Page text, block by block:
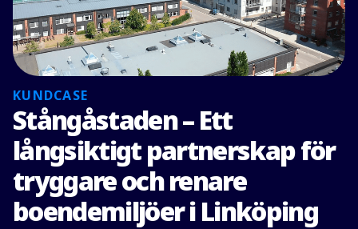
KUNDCASE
Stångåstaden – Ett
långsiktigt partnerskap för
tryggare och renare
boendemiljöer i Linköping